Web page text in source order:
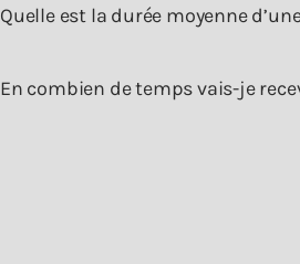
Quelle est la durée moyenne
En combien de temps vais-je